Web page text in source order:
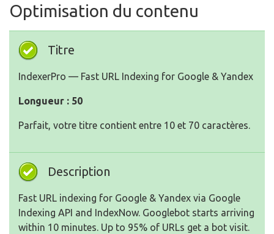
Optimisation du contenu
Titre
IndexerPro — Fast URL Indexing for Google & Yandex
Longueur : 50
Parfait, votre titre contient entre 10 et 70 caractères.
Description
Fast URL indexing for Google & Yandex via Google
Indexing API and IndexNow. Googlebot starts arriving
within 10 minutes. Up to 95% of URLs get a bot visit.